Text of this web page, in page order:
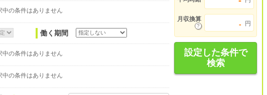
中の条件はありません
働く期間
中の条件はありません
中の条件はありません
月収換算
- 円
設定した条件で
検索